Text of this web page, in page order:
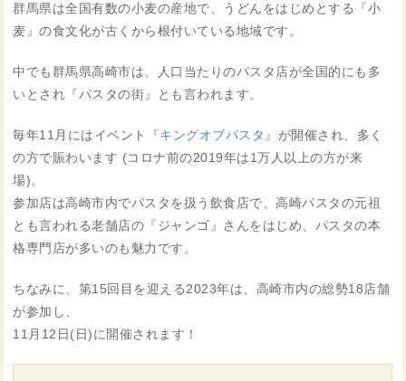
群馬県は全国有数の小麦の産地で、うどんをはじめとする『小
麦』の食文化が古くから根付いている地域です。
中でも群馬県高崎市は、人口当たりのパスタ店が全国的にも多
いとされ『パスタの街』とも言われます。
毎年11月にはイベント『キングオブパスタ 』が開催され、多く
の方で賑わいます (コロナ前の2019年は1万人以上の方が来
場)。
参加店は高崎市内でパスタを扱う飲食店で、高崎パスタの元祖
とも言われる老舗店の『ジャンゴ』さんをはじめ、パスタの本
格専門店が多いのも魅力です。
ちなみに、第15回目を迎える2023年は、高崎市内の総勢18店舗
が参加し、
11月12日(日)に開催されます！